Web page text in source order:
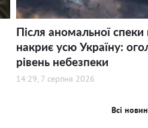
Після аномальної спеки
накриє усю Україну:
рівень небезпеки
14:29, 7 серпня 2026
Всі